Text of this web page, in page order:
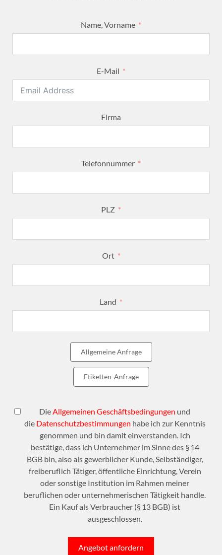
Name, Vorname
E-Mail
Firma
Telefonnummer
PLZ
Ort
Land
Allgemeine Anfrage
Etiketten-Anfrage
DieAllgemeinen Geschäftsbedingungen und
die Datenschutzbestimmungen habe ich zur Kenntnis
genommen und bin damit einverstanden. Ich
bestätige, dass ich Unternehmer im Sinne des § 14
BGB bin, also als gewerblicher Kunde, Selbständiger,
freiberuflich Tätiger, öffentliche Einrichtung, Verein
oder sonstige Institution im Rahmen meiner
beruflichen oder unternehmerischen Tätigkeit handle.
Ein Kauf als Verbraucher (§ 13 BGB) ist
ausgeschlossen.
Angebot anfordern